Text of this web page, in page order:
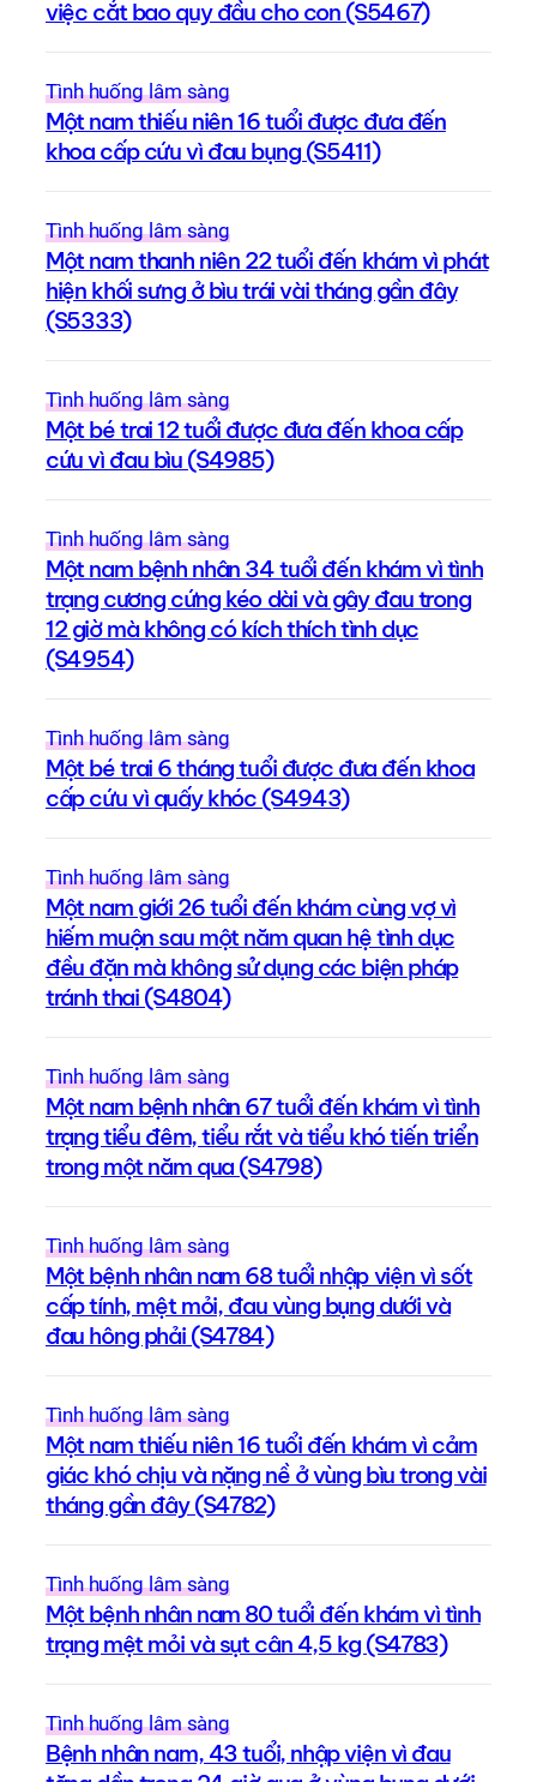
việc cắt bao quy đầu cho con (S5467)
Tình huống lâm sàng
Một nam thiếu niên 16 tuổi được đưa đến
khoa cấp cứu vì đau bụng (S5411)
Tình huống lâm sàng
Một nam thanh niên 22 tuổi đến khám vì phát
hiện khối sưng ở bìu trái vài tháng gần đây
(S5333)
Tình huống lâm sàng
Một bé trai 12 tuổi được đưa đến khoa cấp
cứu vì đau bìu (S4985)
Tình huống lâm sàng
Một nam bệnh nhân 34 tuổi đến khám vì tình
trạng cương cứng kéo dài và gây đau trong
12 giờ mà không có kích thích tình dục
(S4954)
Tình huống lâm sàng
Một bé trai 6 tháng tuổi được đưa đến khoa
cấp cứu vì quấy khóc (S4943)
Tình huống lâm sàng
Một nam giới 26 tuổi đến khám cùng vợ vì
hiếm muộn sau một năm quan hệ tình dục
đều đặn mà không sử dụng các biện pháp
tránh thai (S4804)
Tình huống lâm sàng
Một nam bệnh nhân 67 tuổi đến khám vì tình
trạng tiểu đêm, tiểu rắt và tiểu khó tiến triển
trong một năm qua (S4798)
Tình huống lâm sàng
Một bệnh nhân nam 68 tuổi nhập viện vì sốt
cấp tính, mệt mỏi, đau vùng bụng dưới và
đau hông phải (S4784)
Tình huống lâm sàng
Một nam thiếu niên 16 tuổi đến khám vì cảm
giác khó chịu và nặng nề ở vùng bìu trong vài
tháng gần đây (S4782)
Tình huống lâm sàng
Một bệnh nhân nam 80 tuổi đến khám vì tình
trạng mệt mỏi và sụt cân 4,5 kg (S4783)
Tình huống lâm sàng
Bệnh nhân nam, 43 tuổi, nhập viện vì đau